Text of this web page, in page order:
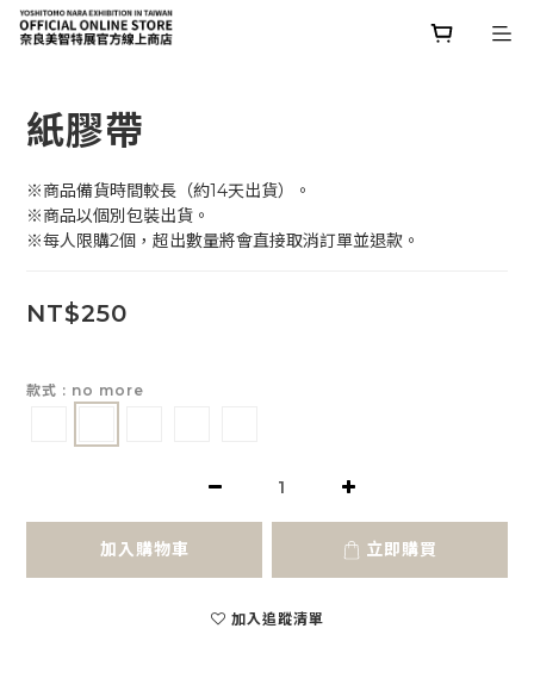
紙膠帶
※商品備貨時間較長（約14天出貨）。
※商品以個別包裝出貨。
※每人限購2個，超出數量將會直接取消訂單並退款。
NT$250
款式 : no more
加入購物車 立即購買
加入追蹤清單